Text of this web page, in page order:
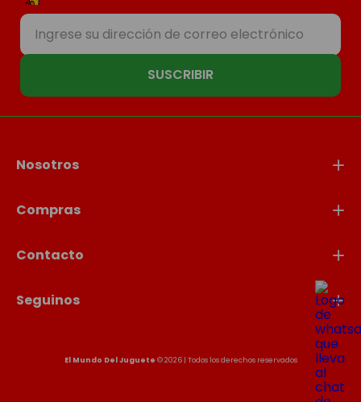
SUSCRIBIR
Nosotros
Compras
Contacto
Seguinos
El Mundo Del Juguete © 2026 | Todos los derechos reservados